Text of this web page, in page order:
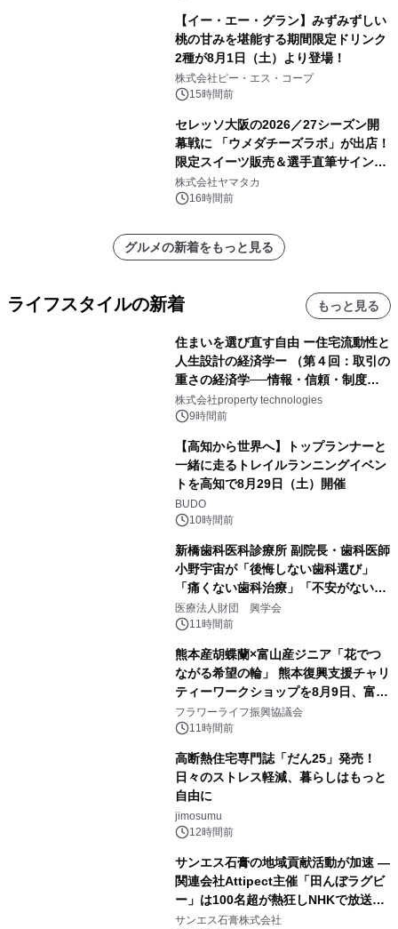
【イー・エー・グラン】みずみずしい
桃の甘みを堪能する期間限定ドリンク
2種が8月1日（土）より登場！
株式会社ピー・エス・コープ
15時間前
セレッソ大阪の2026／27シーズン開
幕戦に 「ウメダチーズラボ」が出店！
限定スイーツ販売＆選手直筆サイング
ッズが当たる抽選会を 8月8日に開催
株式会社ヤマタカ
16時間前
グルメの新着をもっと見る
ライフスタイルの新着 もっと見る
住まいを選び直す自由 ー住宅流動性と
人生設計の経済学ー （第４回：取引の
重さの経済学──情報・信頼・制度を
PropTechはどう組み替えるか）｜
PropTech-Lab
株式会社property technologies
9時間前
【高知から世界へ】トップランナーと
一緒に走るトレイルランニングイベン
トを高知で8月29日（土）開催
BUDO
10時間前
新橋歯科医科診療所 副院長・歯科医師
小野宇宙が「後悔しない歯科選び」
「痛くない歯科治療」「不安がない治
療計画」をテーマに専門監修
医療法人財団 興学会
11時間前
熊本産胡蝶蘭×富山産ジニア「花でつ
ながる希望の輪」 熊本復興支援チャリ
ティーワークショップを8月9日、富
山・射水で開催
フラワーライフ振興協議会
11時間前
高断熱住宅専門誌「だん25」発売！
日々のストレス軽減、暮らしはもっと
自由に
jimosumu
12時間前
サンエス石膏の地域貢献活動が加速 ―
関連会社Attipect主催「田んぼラグビ
ー」は100名超が熱狂しNHKで放送さ
れました。
サンエス石膏株式会社